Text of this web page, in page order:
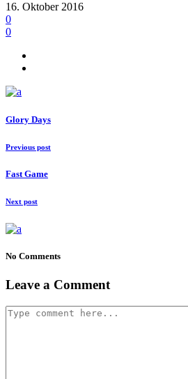
16. Oktober 2016
0
0
Glory Days
Previous post
Fast Game
Next post
No Comments
Leave a Comment